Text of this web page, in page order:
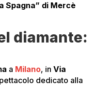
Spagna” di Mercè
diamante:
a Milano, in Via
dedicato alla